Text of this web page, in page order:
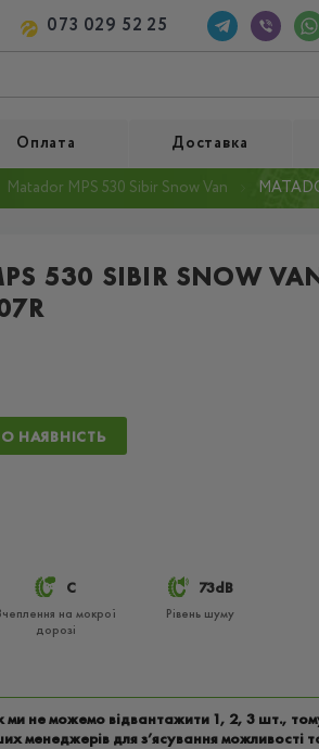
073 029 52 25
Оплата Доставка
Matador MPS 530 Sibir Snow Van
530 SIBIR SNOW
НАЯВНІСТЬ
C
на мокрої
дорозі
73dB
Рівень шуму
ми не можемо відвантажити 1, 2, 3 шт.,
менеджерів для з’ясування можливості